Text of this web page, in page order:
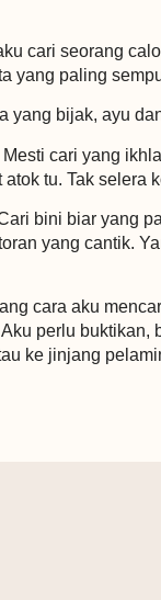
cari seorang
yang paling
yang bijak, ayu
cari yang
tu. Tak selera
bini biar yang
yang cantik.
cara aku
perlu
ke jinjang